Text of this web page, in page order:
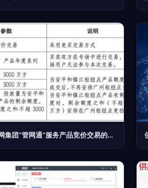
关于开展国家管网集团“管网通”服务产品竞价交易的公告 推动供应链管理服务现代化